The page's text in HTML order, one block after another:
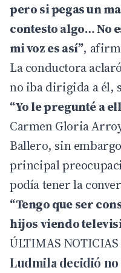
pero si pegas un
contesto algo… No
mi voz es así”,
La conductora
no iba dirigida a él,
“Yo le pregunté a
Carmen Gloria
Ballero, sin
principal
podía tener la
“Tengo que ser
hijos viendo
ÚLTIMAS NOTICIAS
Ludmila decidió